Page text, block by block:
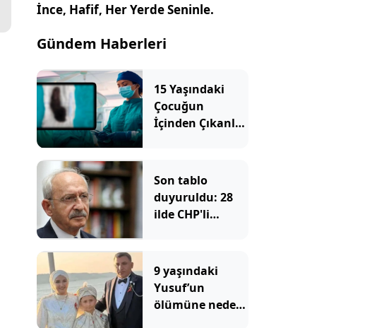
İnce, Hafif, Her Yerde Seninle.
Gündem Haberleri
15 Yaşındaki
Çocuğun
İçinden Çıkanlar
Son tablo
duyuruldu: 28
ilde CHP'li
sayısı 232'ye
ulaştı
9 yaşındaki
Yusuf’un
ölümüne neden